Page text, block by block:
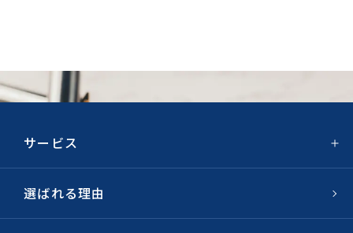
サービス
選ばれる理由